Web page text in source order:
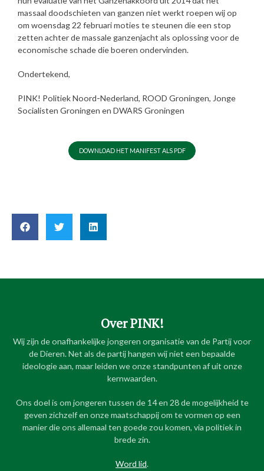
massaal doodschieten van ganzen niet werkt roepen wij op
om woensdag 22 februari moties te steunen die een stop
zetten achter de massale ganzenjacht als oplossing voor de
economische schade die boeren ondervinden.
Ondertekend,
PINK! Politiek Noord-Nederland, ROOD Groningen, Jonge
Socialisten Groningen en DWARS Groningen
DOWNLOAD HET MANIFEST ALS PDF
Over PINK!
Wij zijn de onafhankelijke jongeren organisatie van de Partij voor
de Dieren. Net als de partij hangen wij niet een bepaalde
ideologie aan, maar leiden we onze standpunten af uit onze
kernwaarden.
Ons doel is om jongeren tussen de 14 en 28 de mogelijkheid te
geven zichzelf en onze maatschappij om te vormen op een
manier die ons allemaal ten goede zou komen, via politiek in
brede zin.
Word lid.